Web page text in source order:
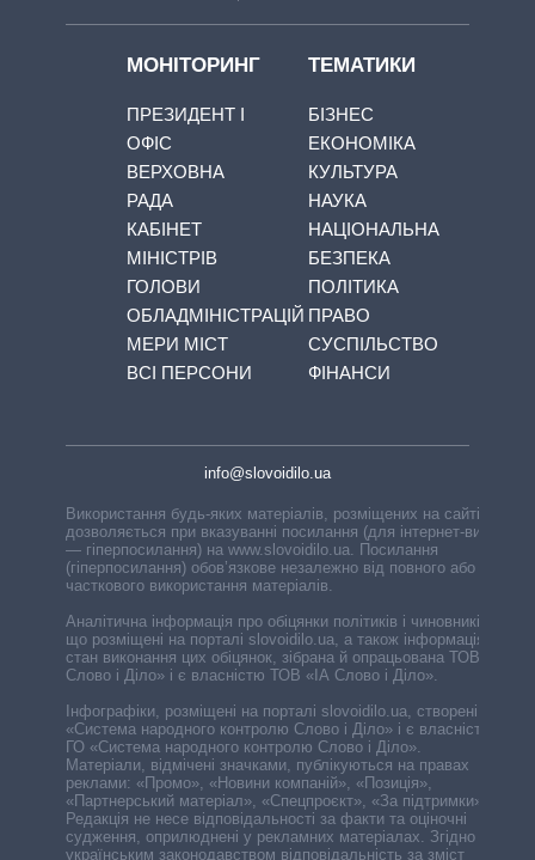
МОНІТОРИНГ
ПРЕЗИДЕНТ І
ОФІС
ВЕРХОВНА
РАДА
КАБІНЕТ
МІНІСТРІВ
ГОЛОВИ
ОБЛАДМІНІСТРАЦІЙ
МЕРИ МІСТ
ВСІ ПЕРСОНИ
ТЕМАТИКИ
БІЗНЕС
ЕКОНОМІКА
КУЛЬТУРА
НАУКА
НАЦІОНАЛЬНА
БЕЗПЕКА
ПОЛІТИКА
ПРАВО
СУСПІЛЬСТВО
ФІНАНСИ
info@slovoidilo.ua
Використання будь-яких матеріалів, розміщених на сайті,
дозволяється при вказуванні посилання (для інтернет-видань
— гіперпосилання) на www.slovoidilo.ua. Посилання
(гіперпосилання) обов’язкове незалежно від повного або
часткового використання матеріалів.
Аналітична інформація про обіцянки політиків і чиновників,
що розміщені на порталі slovoidilo.ua, а також інформація про
стан виконання цих обіцянок, зібрана й опрацьована ТОВ «ІА
Слово і Діло» і є власністю ТОВ «ІА Слово і Діло».
Інфографіки, розміщені на порталі slovoidilo.ua, створені ГО
«Система народного контролю Слово і Діло» і є власністю
ГО «Система народного контролю Слово і Діло».
Матеріали, відмічені значками, публікуються на правах
реклами: «Промо», «Новини компаній», «Позиція»,
«Партнерський матеріал», «Спецпроєкт», «За підтримки».
Редакція не несе відповідальності за факти та оціночні
судження, оприлюднені у рекламних матеріалах. Згідно з
українським законодавством відповідальність за зміст